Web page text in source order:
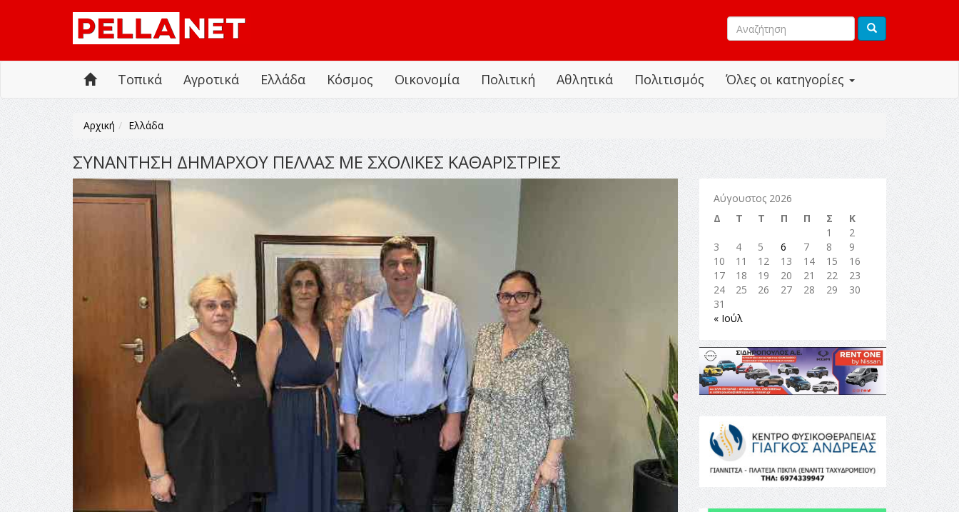
Όλες οι κατηγορίες
Τοπικά Αγροτικά Ελλάδα Κόσμος Οικονομία Πολιτική Αθλητικά Πολιτισμός
Αρχική Ελλάδα
ΣΥΝΑΝΤΗΣΗ ΔΗΜΑΡΧΟΥ ΠΕΛΛΑΣ ΜΕ ΣΧΟΛΙΚΕΣ ΚΑΘΑΡΙΣΤΡΙΕΣ
Αύγουστος 2026
Δ
Τ Τ Π Π Σ
Κ
1
2
3
4 5 6 7 8
9
10
11 12 13 14 15
16
17
18 19 20 21 22
23
24
25 26 27 28 29
30
31
« Ιούλ